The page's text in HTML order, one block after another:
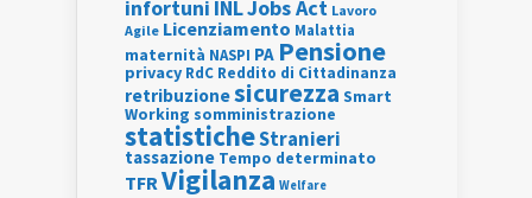
infortuni INLJobs Act Lavoro
Agile Licenziamento Malattia
maternità NASPI PA Pensione
privacy RdC Reddito di Cittadinanza
retribuzionesicurezza Smart
Working somministrazione
statisticheStranieri
tassazione Tempo determinato
TFRVigilanza Welfare